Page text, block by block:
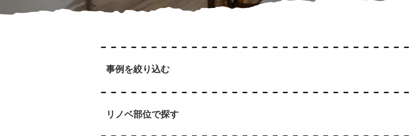
事例を絞り込む
リノベ部位で探す